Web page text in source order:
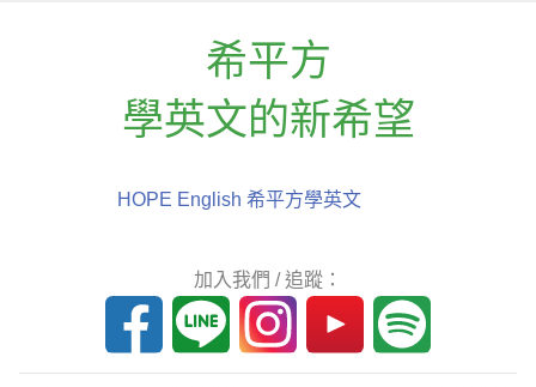
希平方
學英文的新希望
HOPE English 希平方學英文
加入我們 / 追蹤：